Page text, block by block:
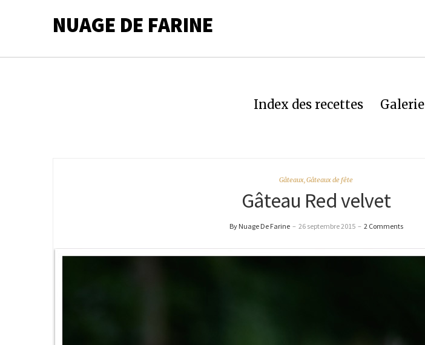
NUAGE DE FARINE
Index des recettes Galerie
Gâteaux,Gâteaux de fête
Gâteau Red velvet
By Nuage De Farine – 26 septembre 2015 – 2 Comments